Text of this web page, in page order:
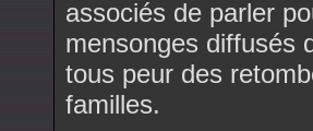
associés de parler
mensonges diffusés
tous peur des
familles.